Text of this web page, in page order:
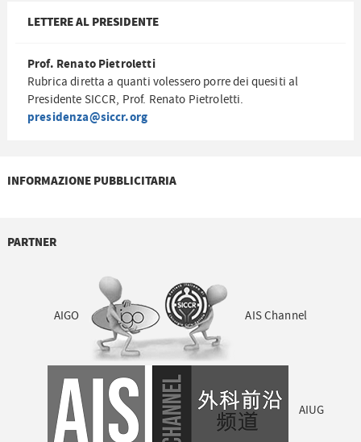
LETTERE AL PRESIDENTE
Prof. Renato Pietroletti
Rubrica diretta a quanti volessero porre dei quesiti al
Presidente SICCR, Prof. Renato Pietroletti.
presidenza@siccr.org
INFORMAZIONE PUBBLICITARIA
PARTNER
AIGO AIS Channel
AIUG